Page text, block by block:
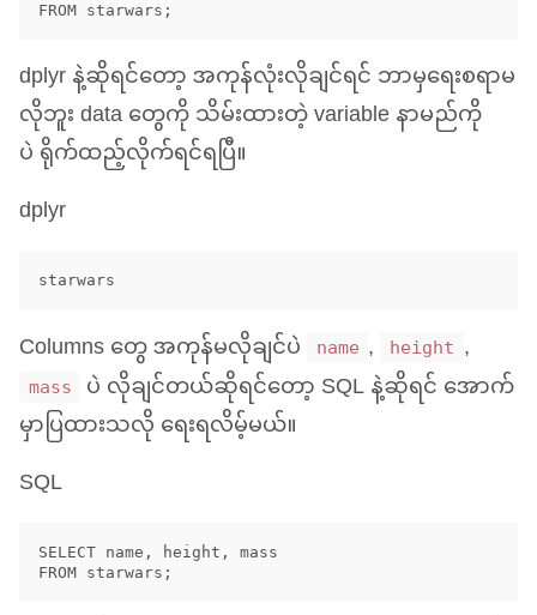
dplyr နဲ့ဆိုရင်တော့ အကုန်လုံးလိုချင်ရင် ဘာမှရေးစရာမ
လိုဘူး data တွေကို သိမ်းထားတဲ့ variable နာမည်ကို
ပဲ ရိုက်ထည့်လိုက်ရင်ရပြီ။
dplyr
Columns တွေ အကုန်မလိုချင်ပဲ name , height ,
mass ပဲ လိုချင်တယ်ဆိုရင်တော့SQLနဲ့ဆိုရင် အောက်
မှာပြထားသလို ရေးရလိမ့်မယ်။
SQL
SELECT name, height, mass